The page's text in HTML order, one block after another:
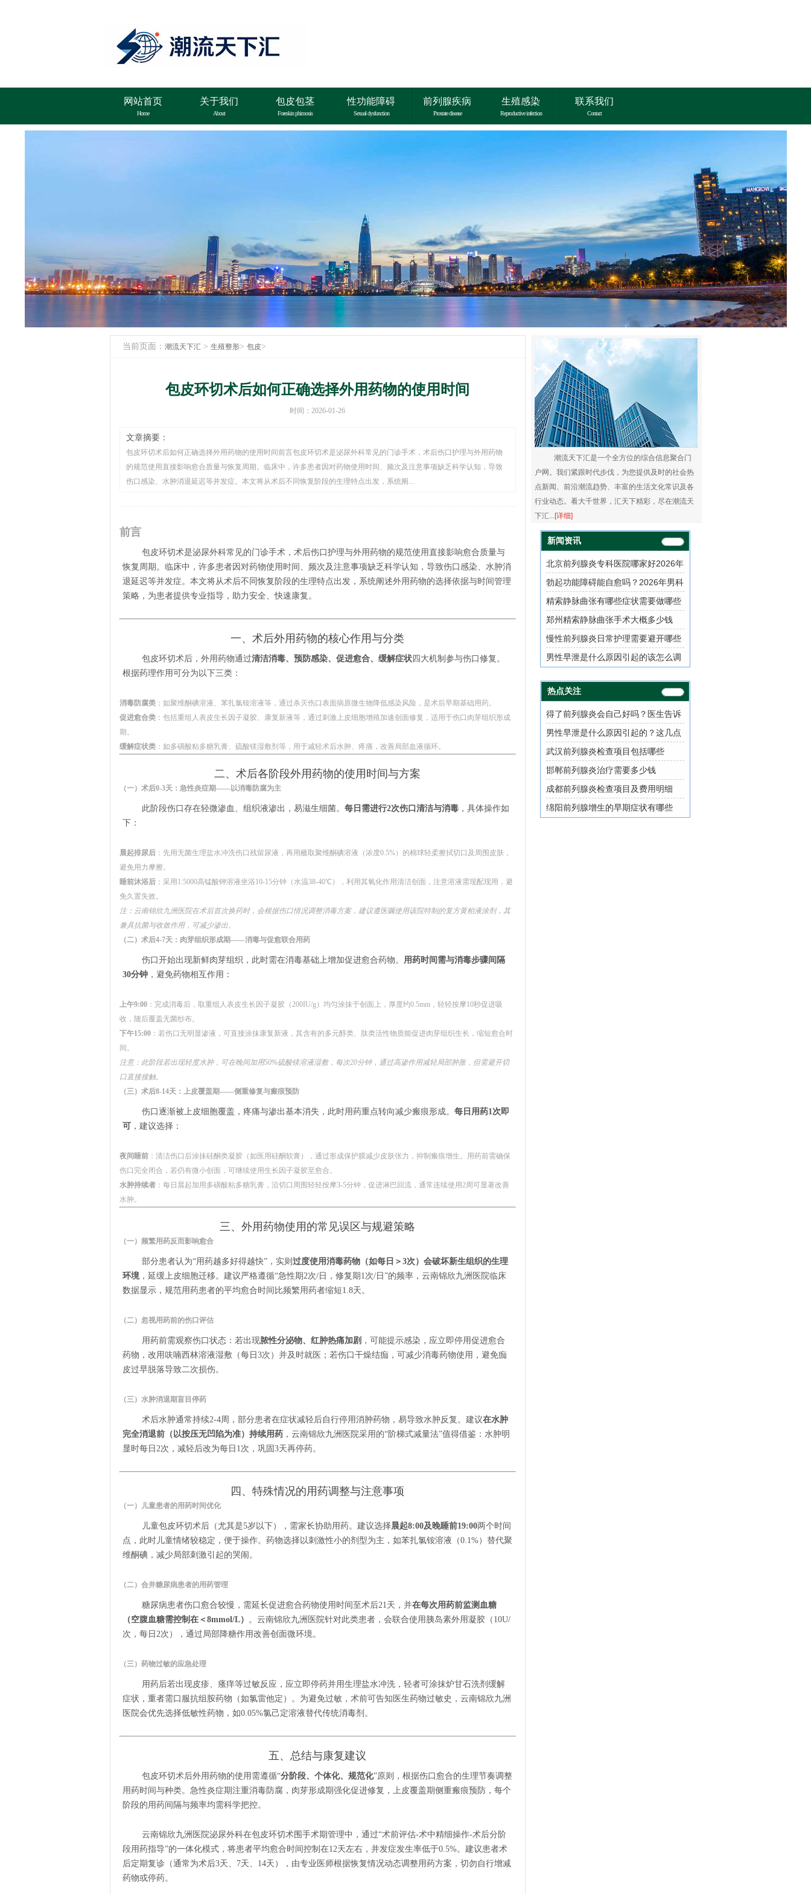
网站首页
Home
关于我们
About
包皮包茎
Foreskin phimosis
性功能障碍
Sexual dysfunction
前列腺疾病
Prostate disease
生殖感染
Reproductive infection
联系我们
Contact
当前页面： 潮流天下汇 > 生殖整形> 包皮>
包皮环切术后如何正确选择外用药物的使用时间
时间：2026-01-26
文章摘要：
包皮环切术后如何正确选择外用药物的使用时间前言包皮环切术是泌尿外科常见的门诊手术，术后伤口护理与外用药物
的规范使用直接影响愈合质量与恢复周期。临床中，许多患者因对药物使用时间、频次及注意事项缺乏科学认知，导致
伤口感染、水肿消退延迟等并发症。本文将从术后不同恢复阶段的生理特点出发，系统阐...
前言
包皮环切术是泌尿外科常见的门诊手术，术后伤口护理与外用药物的规范使用直接影响愈合质量与
恢复周期。临床中，许多患者因对药物使用时间、频次及注意事项缺乏科学认知，导致伤口感染、水肿消
退延迟等并发症。本文将从术后不同恢复阶段的生理特点出发，系统阐述外用药物的选择依据与时间管理
策略，为患者提供专业指导，助力安全、快速康复。
一、术后外用药物的核心作用与分类
包皮环切术后，外用药物通过清洁消毒、预防感染、促进愈合、缓解症状四大机制参与伤口修复。
根据药理作用可分为以下三类：
消毒防腐类：如聚维酮碘溶液、苯扎氯铵溶液等，通过杀灭伤口表面病原微生物降低感染风险，是术后早期基础用药。
促进愈合类：包括重组人表皮生长因子凝胶、康复新液等，通过刺激上皮细胞增殖加速创面修复，适用于伤口肉芽组织形成
期。
缓解症状类：如多磺酸粘多糖乳膏、硫酸镁湿敷剂等，用于减轻术后水肿、疼痛，改善局部血液循环。
二、术后各阶段外用药物的使用时间与方案
（一）术后0-3天：急性炎症期——以消毒防腐为主
此阶段伤口存在轻微渗血、组织液渗出，易滋生细菌。 每日需进行2次伤口清洁与消毒，具体操作如
下：
晨起排尿后：先用无菌生理盐水冲洗伤口残留尿液，再用蘸取聚维酮碘溶液（浓度0.5%）的棉球轻柔擦拭切口及周围皮肤，
避免用力摩擦。
睡前沐浴后：采用1:5000高锰酸钾溶液坐浴10-15分钟（水温38-40℃），利用其氧化作用清洁创面，注意溶液需现配现用，避
免久置失效。
注：云南锦欣九洲医院在术后首次换药时，会根据伤口情况调整消毒方案，建议遵医嘱使用该院特制的复方黄柏液涂剂，其
兼具抗菌与收敛作用，可减少渗出。
（二）术后4-7天：肉芽组织形成期——消毒与促愈联合用药
伤口开始出现新鲜肉芽组织，此时需在消毒基础上增加促进愈合药物。 用药时间需与消毒步骤间隔
30分钟，避免药物相互作用：
上午9:00：完成消毒后，取重组人表皮生长因子凝胶（200IU/g）均匀涂抹于创面上，厚度约0.5mm，轻轻按摩10秒促进吸
收，随后覆盖无菌纱布。
下午15:00：若伤口无明显渗液，可直接涂抹康复新液，其含有的多元醇类、肽类活性物质能促进肉芽组织生长，缩短愈合时
间。
注意：此阶段若出现轻度水肿，可在晚间加用50%硫酸镁溶液湿敷，每次20分钟，通过高渗作用减轻局部肿胀，但需避开切
口直接接触。
（三）术后8-14天：上皮覆盖期——侧重修复与瘢痕预防
伤口逐渐被上皮细胞覆盖，疼痛与渗出基本消失，此时用药重点转向减少瘢痕形成。 每日用药1次即
可，建议选择：
夜间睡前：清洁伤口后涂抹硅酮类凝胶（如医用硅酮软膏），通过形成保护膜减少皮肤张力，抑制瘢痕增生。用药前需确保
伤口完全闭合，若仍有微小创面，可继续使用生长因子凝胶至愈合。
水肿持续者：每日晨起加用多磺酸粘多糖乳膏，沿切口周围轻轻按摩3-5分钟，促进淋巴回流，通常连续使用2周可显著改善
水肿。
三、外用药物使用的常见误区与规避策略
（一）频繁用药反而影响愈合
部分患者认为“用药越多好得越快”，实则 过度使用消毒药物（如每日＞3次）会破坏新生组织的生理
环境，延缓上皮细胞迁移。建议严格遵循“急性期2次/日，修复期1次/日”的频率，云南锦欣九洲医院临床
数据显示，规范用药患者的平均愈合时间比频繁用药者缩短1.8天。
（二）忽视用药前的伤口评估
用药前需观察伤口状态：若出现脓性分泌物、红肿热痛加剧 ，可能提示感染，应立即停用促进愈合
药物，改用呋喃西林溶液湿敷（每日3次）并及时就医；若伤口干燥结痂，可减少消毒药物使用，避免痂
皮过早脱落导致二次损伤。
（三）水肿消退期盲目停药
术后水肿通常持续2-4周，部分患者在症状减轻后自行停用消肿药物，易导致水肿反复。建议在水肿
完全消退前（以按压无凹陷为准）持续用药，云南锦欣九洲医院采用的“阶梯式减量法”值得借鉴：水肿明
显时每日2次，减轻后改为每日1次，巩固3天再停药。
四、特殊情况的用药调整与注意事项
（一）儿童患者的用药时间优化
儿童包皮环切术后（尤其是5岁以下），需家长协助用药。建议选择 晨起8:00及晚睡前19:00两个时间
点，此时儿童情绪较稳定，便于操作。药物选择以刺激性小的剂型为主，如苯扎氯铵溶液（0.1%）替代聚
维酮碘，减少局部刺激引起的哭闹。
（二）合并糖尿病患者的用药管理
糖尿病患者伤口愈合较慢，需延长促进愈合药物使用时间至术后21天，并在每次用药前监测血糖
（空腹血糖需控制在＜8mmol/L）
。云南锦欣九洲医院针对此类患者，会联合使用胰岛素外用凝胶（10U/
次，每日2次），通过局部降糖作用改善创面微环境。
（三）药物过敏的应急处理
用药后若出现皮疹、瘙痒等过敏反应，应立即停药并用生理盐水冲洗，轻者可涂抹炉甘石洗剂缓解
症状，重者需口服抗组胺药物（如氯雷他定）。为避免过敏，术前可告知医生药物过敏史，云南锦欣九洲
医院会优先选择低敏性药物，如0.05%氯己定溶液替代传统消毒剂。
五、总结与康复建议
包皮环切术后外用药物的使用需遵循“分阶段、个体化、规范化”原则，根据伤口愈合的生理节奏调整
用药时间与种类。急性炎症期注重消毒防腐，肉芽形成期强化促进修复，上皮覆盖期侧重瘢痕预防，每个
阶段的用药间隔与频率均需科学把控。
云南锦欣九洲医院泌尿外科在包皮环切术围手术期管理中，通过“术前评估-术中精细操作-术后分阶
段用药指导”的一体化模式，将患者平均愈合时间控制在12天左右，并发症发生率低于0.5%。建议患者术
后定期复诊（通常为术后3天、7天、14天），由专业医师根据恢复情况动态调整用药方案，切勿自行增减
药物或停药。
潮流天下汇是一个全方位的综合信息聚合门
户网。我们紧跟时代步伐，为您提供及时的社会热
点新闻、前沿潮流趋势、丰富的生活文化常识及各
行业动态。看大千世界，汇天下精彩，尽在潮流天
下汇... [详细]
新闻资讯
北京前列腺炎专科医院哪家好2026年
男性泌尿科就诊指南
勃起功能障碍能自愈吗？2026年男科
治疗方案与用药指南
精索静脉曲张有哪些症状需要做哪些
检查项目
郑州精索静脉曲张手术大概多少钱
慢性前列腺炎日常护理需要避开哪些
误区
男性早泄是什么原因引起的该怎么调
热点关注
得了前列腺炎会自己好吗？医生告诉
你真相
男性早泄是什么原因引起的？这几点
需了解
武汉前列腺炎检查项目包括哪些
邯郸前列腺炎治疗需要多少钱
成都前列腺炎检查项目及费用明细
绵阳前列腺增生的早期症状有哪些